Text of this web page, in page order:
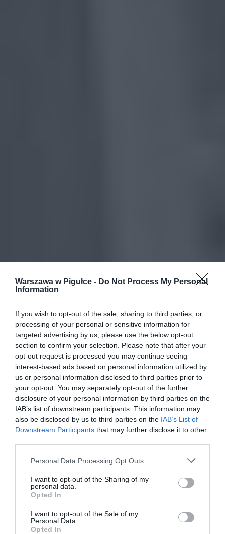
Warszawa w Pigułce - Do Not Process My Personal
Information
If you wish to opt-out of the sale, sharing to third parties, or
processing of your personal or sensitive information for
targeted advertising by us, please use the below opt-out
section to confirm your selection. Please note that after your
opt-out request is processed you may continue seeing
interest-based ads based on personal information utilized by
us or personal information disclosed to third parties prior to
your opt-out. You may separately opt-out of the further
disclosure of your personal information by third parties on the
IAB’s list of downstream participants. This information may
also be disclosed by us to third parties on the IAB’s List of
Downstream Participants that may further disclose it to other
Personal Data Processing Opt Outs
I want to opt-out of the Sharing of my
personal data.
Opted In
I want to opt-out of the Sale of my
Personal Data.
Opted In